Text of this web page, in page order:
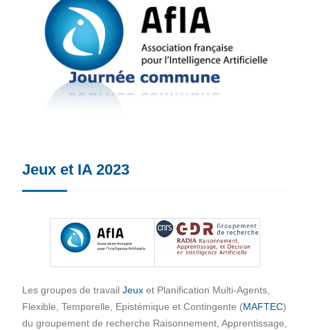
Jeux et IA 2023
Les groupes de travail Jeuxet Planification Multi-Agents,
Flexible, Temporelle, Epistémique et Contingente (MAFTEC)
du groupement de recherche Raisonnement, Apprentissage,